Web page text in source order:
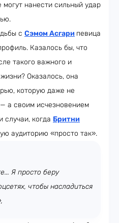
нанести сильный удар
с Сэмом Асгари певица
Казалось бы, что
такого важного и
Оказалось, она
которую даже не
а своим исчезновением
случаи, когда Бритни
аудиторию «просто так».
Я просто беру
чтобы насладиться